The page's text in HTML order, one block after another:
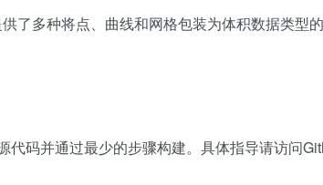
了多种将点、曲线和网格包装为体积数据类型
代码并通过最少的步骤构建。具体指导请访问